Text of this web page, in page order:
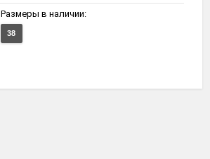
Размеры в наличии:
38